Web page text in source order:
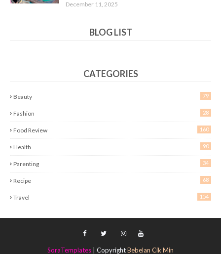
December 11, 2025
BLOG LIST
CATEGORIES
Beauty 79
Fashion 28
Food Review 160
Health 90
Parenting 34
Recipe 68
Travel 154
SoraTemplates | CopyrightBebelan Cik Min